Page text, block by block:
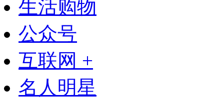
生活购物
公众号
互联网 +
名人明星